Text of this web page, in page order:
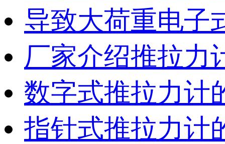
导致大荷重电子
厂家介绍推拉力
数字式推拉力计
指针式推拉力计